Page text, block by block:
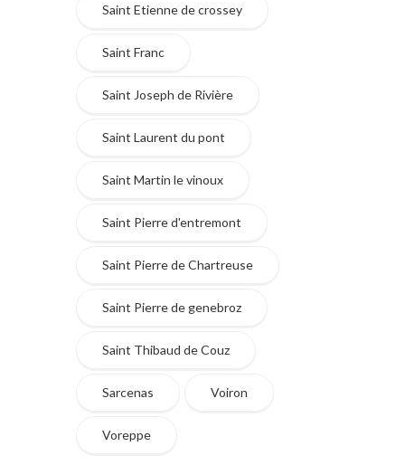
Saint Etienne de crossey
Saint Franc
Saint Joseph de Rivière
Saint Laurent du pont
Saint Martin le vinoux
Saint Pierre d'entremont
Saint Pierre de Chartreuse
Saint Pierre de genebroz
Saint Thibaud de Couz
Sarcenas Voiron
Voreppe